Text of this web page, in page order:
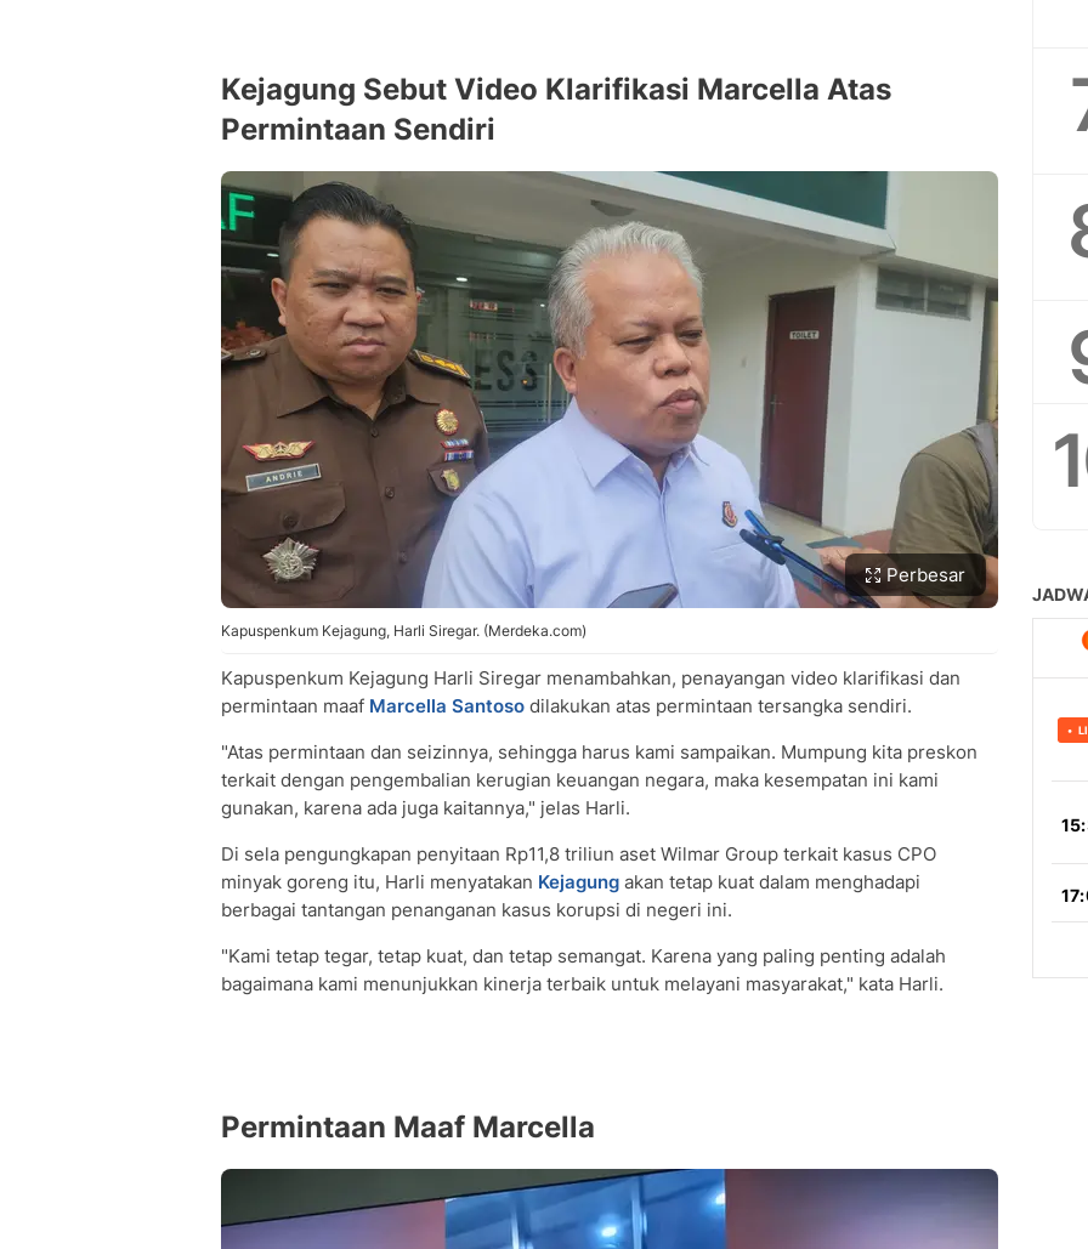
Kejagung Sebut Video Klarifikasi Marcella Atas
Permintaan Sendiri
Perbesar
Kapuspenkum Kejagung, Harli Siregar. (Merdeka.com)
Kapuspenkum Kejagung Harli Siregar menambahkan, penayangan video klarifikasi dan
permintaan maaf Marcella Santoso dilakukan atas permintaan tersangka sendiri.
"Atas permintaan dan seizinnya, sehingga harus kami sampaikan. Mumpung kita preskon
terkait dengan pengembalian kerugian keuangan negara, maka kesempatan ini kami
gunakan, karena ada juga kaitannya," jelas Harli.
Di sela pengungkapan penyitaan Rp11,8 triliun aset Wilmar Group terkait kasus CPO
minyak goreng itu, Harli menyatakan Kejagung akan tetap kuat dalam menghadapi
berbagai tantangan penanganan kasus korupsi di negeri ini.
"Kami tetap tegar, tetap kuat, dan tetap semangat. Karena yang paling penting adalah
bagaimana kami menunjukkan kinerja terbaik untuk melayani masyarakat," kata Harli.
Permintaan Maaf Marcella